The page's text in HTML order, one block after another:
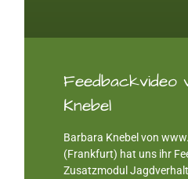
Knebel
Barbara Knebel von
(Frankfurt) hat uns ihr
Zusatzmodul